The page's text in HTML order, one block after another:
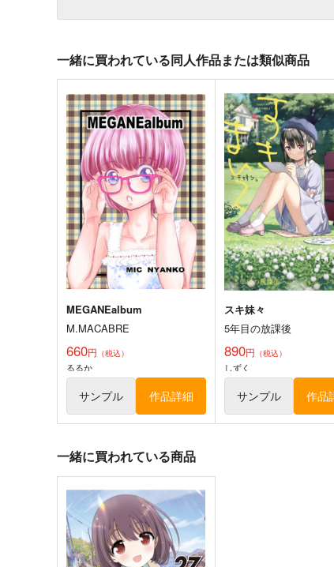
一緒に買われている同人作品または類似商品
MEGANEalbum
M.MACABRE
660円 （税込）
るるか
サンプル 作品詳細
スキ妹々
5年目の放課後
890円 （税込）
しずく
サンプル 作品
一緒に買われている商品